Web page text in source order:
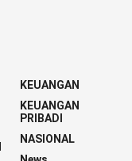
KEUANGAN
KEUANGAN
PRIBADI
NASIONAL